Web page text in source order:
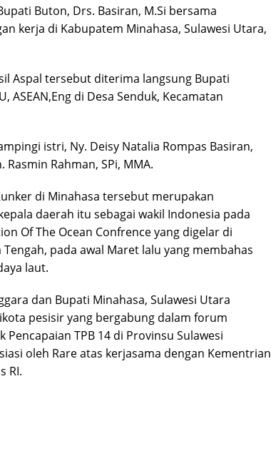
Buton, Drs. Basiran, M.Si bersama
kerja di Kabupatem Minahasa, Sulawesi Utara,
Aspal tersebut diterima langsung Bupati
ASEAN,Eng di Desa Senduk, Kecamatan
istri, Ny. Deisy Natalia Rompas Basiran,
Rahman, SPi, MMA.
di Minahasa tersebut merupakan
daerah itu sebagai wakil Indonesia pada
Of The Ocean Confrence yang digelar di
pada awal Maret lalu yang membahas
laut.
dan Bupati Minahasa, Sulawesi Utara
pesisir yang bergabung dalam forum
TPB 14 di Provinsu Sulawesi
oleh Rare atas kerjasama dengan Kementrian
RI.